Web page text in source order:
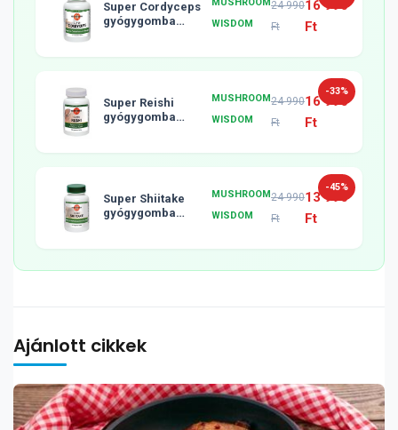
Super Cordyceps
gyógygomba
WISDOM
24 990
Ft
16 990
Ft
-33%
Super Reishi
gyógygomba
MUSHROOM
WISDOM
24 990
Ft
16 990
Ft
-45%
Super Shiitake
gyógygomba
MUSHROOM
WISDOM
24 990
Ft
13 990
Ft
Ajánlott cikkek